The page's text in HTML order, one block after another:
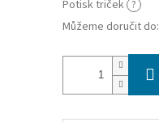
Potisk triček ?
Můžeme doručit do: